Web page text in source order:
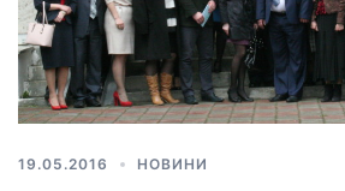
19.05.2016 НОВИНИ